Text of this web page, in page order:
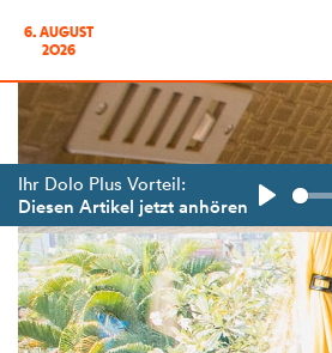
6. AUGUST
2026
Ihr Dolo Plus Vorteil:
Diesen Artikel jetzt anhören